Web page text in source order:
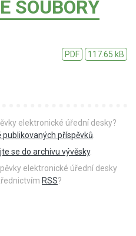
SOUBORY
PDF 117.65 kB
elektronické úřední desky?
příspěvků
se do archivu vývěsky.
elektronické úřední desky
RSS?